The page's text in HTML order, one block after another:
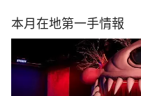
本月在地第一手情報